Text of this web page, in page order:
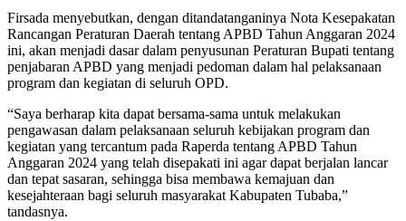
Firsada menyebutkan, dengan ditandatanganinya Nota Kesepakatan
Rancangan Peraturan Daerah tentang APBD Tahun Anggaran 2024
ini, akan menjadi dasar dalam penyusunan Peraturan Bupati tentang
penjabaran APBD yang menjadi pedoman dalam hal pelaksanaan
program dan kegiatan di seluruh OPD.
“Saya berharap kita dapat bersama-sama untuk melakukan
pengawasan dalam pelaksanaan seluruh kebijakan program dan
kegiatan yang tercantum pada Raperda tentang APBD Tahun
Anggaran 2024 yang telah disepakati ini agar dapat berjalan lancar
dan tepat sasaran, sehingga bisa membawa kemajuan dan
kesejahteraan bagi seluruh masyarakat Kabupaten Tubaba,”
tandasnya.